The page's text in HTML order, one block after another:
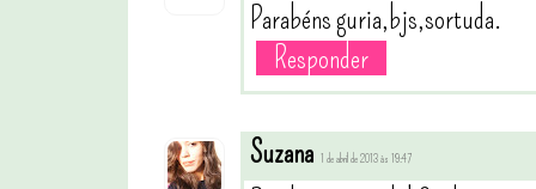
Parabéns guria,bjs,sortuda.
Responder
Suzana 1 de abril de 2013 às 19:47